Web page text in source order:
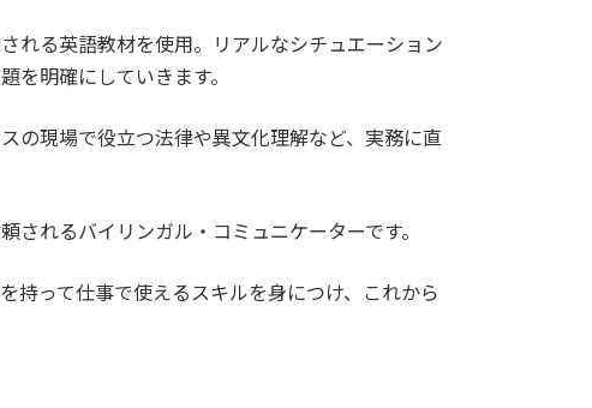
れる英語教材を使用。リアルなシチュエーション
を明確にしていきます。
の現場で役立つ法律や異文化理解など、実務に直
れるバイリンガル・コミュニケーターです。
持って仕事で使えるスキルを身につけ、これから